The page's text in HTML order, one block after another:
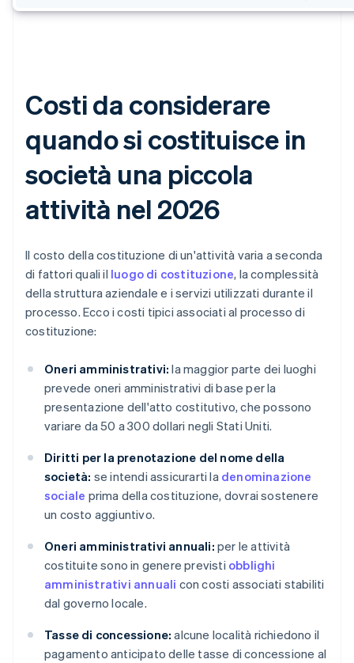
Costi da considerare
quando si costituisce in
società una piccola
attività nel 2026
Il costo della costituzione di un'attività varia a seconda
di fattori quali il luogo di costituzione, la complessità
della struttura aziendale e i servizi utilizzati durante il
processo. Ecco i costi tipici associati al processo di
costituzione:
Oneri amministrativi: la maggior parte dei luoghi
prevede oneri amministrativi di base per la
presentazione dell'atto costitutivo, che possono
variare da 50 a 300 dollari negli Stati Uniti.
Diritti per la prenotazione del nome della
società: se intendi assicurarti la denominazione
sociale prima della costituzione, dovrai sostenere
un costo aggiuntivo.
Oneri amministrativi annuali: per le attività
costituite sono in genere previsti obblighi
amministrativi annuali con costi associati stabiliti
dal governo locale.
Tasse di concessione: alcune località richiedono il
pagamento anticipato delle tasse di concessione al